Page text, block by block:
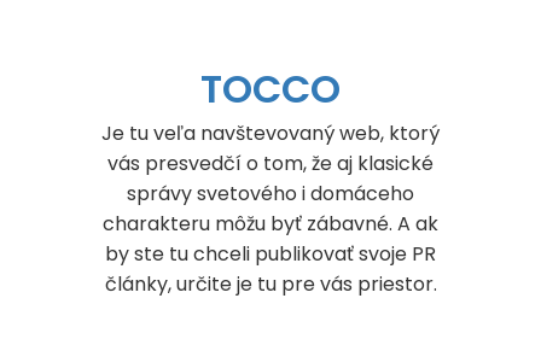
TOCCO
Je tu veľa navštevovaný web, ktorý
vás presvedčí o tom, že aj klasické
správy svetového i domáceho
charakteru môžu byť zábavné. A ak
by ste tu chceli publikovať svoje PR
články, určite je tu pre vás priestor.